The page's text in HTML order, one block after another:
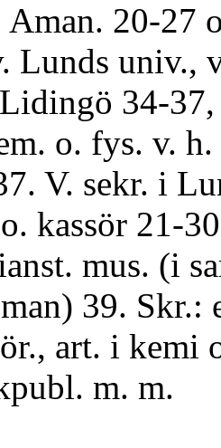
20-27
Lunds univ.,
34-
o. fys. v.
V. sekr. i
kassör 21-
mus. (i
39. Skr.:
art. i kemi
m. m.